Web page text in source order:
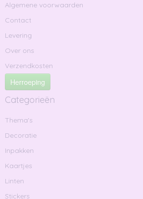
Algemene voorwaarden
Contact
Levering
Over ons
Verzendkosten
Herroeping
Categorieën
Thema's
Decoratie
Inpakken
Kaartjes
Linten
Stickers